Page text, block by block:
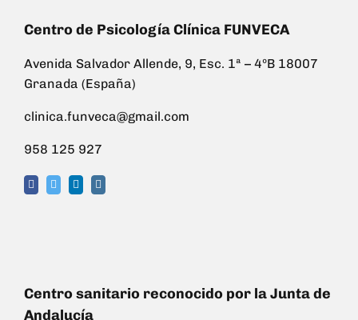
Centro de Psicología Clínica FUNVECA
Avenida Salvador Allende, 9, Esc. 1ª – 4ºB 18007
Granada (España)
clinica.funveca@gmail.com
958 125 927
Centro sanitario reconocido por la Junta de
Andalucía